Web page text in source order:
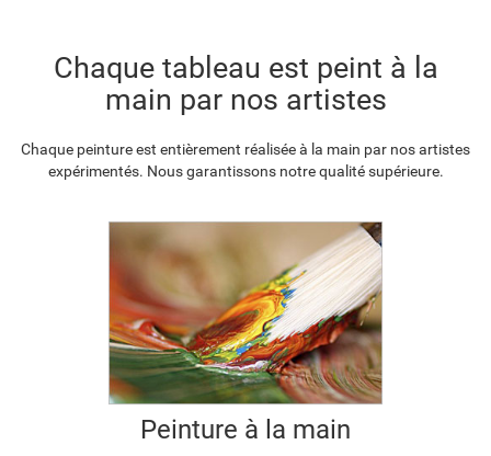
€98.31
Chaque tableau est peint à la
main par nos artistes
Chaque peinture est entièrement réalisée à la main par nos artistes
expérimentés. Nous garantissons notre qualité supérieure.
Peinture à la main